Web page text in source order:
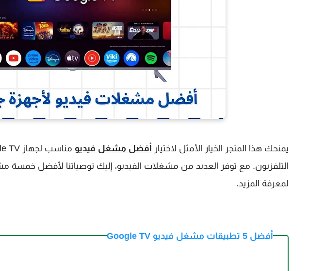
يمنحك هذا المتجر الخيار الأمثل لاختيار أفضل مشغل فيديو
لمعرفة المزيد.
أفضل 5 تطبيقات مشغل فيديو Google TV